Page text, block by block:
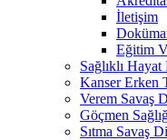
İletişim
Eğitim
Sağlıklı
Kanser Erken
Verem Savaş
Göçmen
Sıtma Savaş